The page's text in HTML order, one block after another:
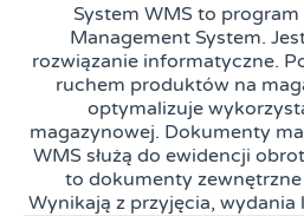
System WMS to
Management System.
rozwiązanie informatyczne.
ruchem produktów na
optymalizuje
magazynowej. Dokumenty
WMS służą do ewidencji
to dokumenty
Wynikają z przyjęcia,